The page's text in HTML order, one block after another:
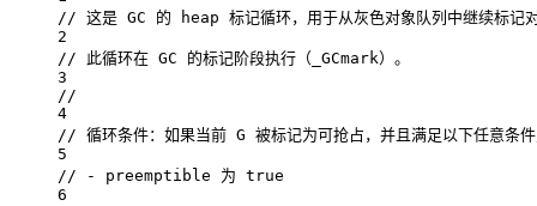
// 这是 GC 的 heap 标记循环，用于从灰色对象队列中继续标记
2
// 此循环在 GC 的标记阶段执行（_GCmark）。
3
//
4
// 循环条件：如果当前 G 被标记为可抢占，并且满足以下任意条件
5
// - preemptible 为 true
6